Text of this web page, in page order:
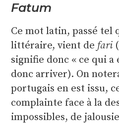
Fatum
Ce mot latin, passé tel
littéraire, vient de fari
signifie donc « ce qui
donc arriver). On
portugais en est issu,
complainte face à la
impossibles, de